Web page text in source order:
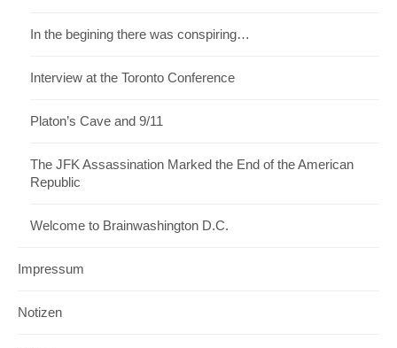
In the begining there was conspiring…
Interview at the Toronto Conference
Platon’s Cave and 9/11
The JFK Assassination Marked the End of the American
Republic
Welcome to Brainwashington D.C.
Impressum
Notizen